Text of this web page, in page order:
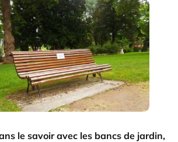
le savoir avec les bancs de jardin,